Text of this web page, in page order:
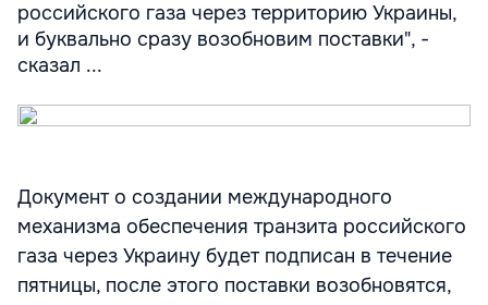
российского газа через территорию Украины,
и буквально сразу возобновим поставки", -
сказал ...
Документ о создании международного
механизма обеспечения транзита российского
газа через Украину будет подписан в течение
пятницы, после этого поставки возобновятся,